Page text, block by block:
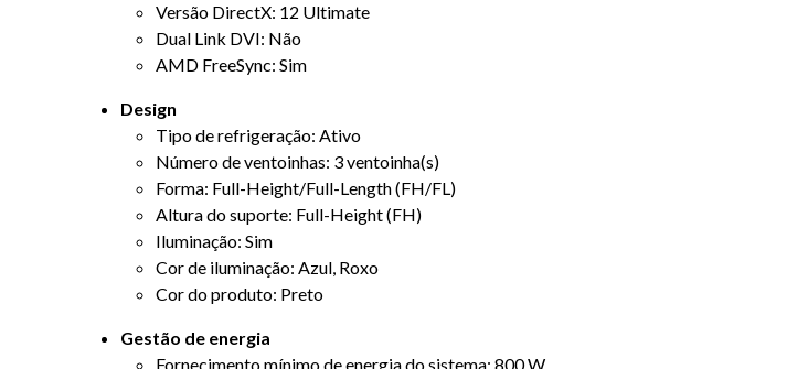
Versão DirectX: 12 Ultimate
Dual Link DVI: Não
AMD FreeSync: Sim
Design
Tipo de refrigeração: Ativo
Número de ventoinhas: 3 ventoinha(s)
Forma: Full-Height/Full-Length (FH/FL)
Altura do suporte: Full-Height (FH)
Iluminação: Sim
Cor de iluminação: Azul, Roxo
Cor do produto: Preto
Gestão de energia
Fornecimento mínimo de energia do sistema: 800 W